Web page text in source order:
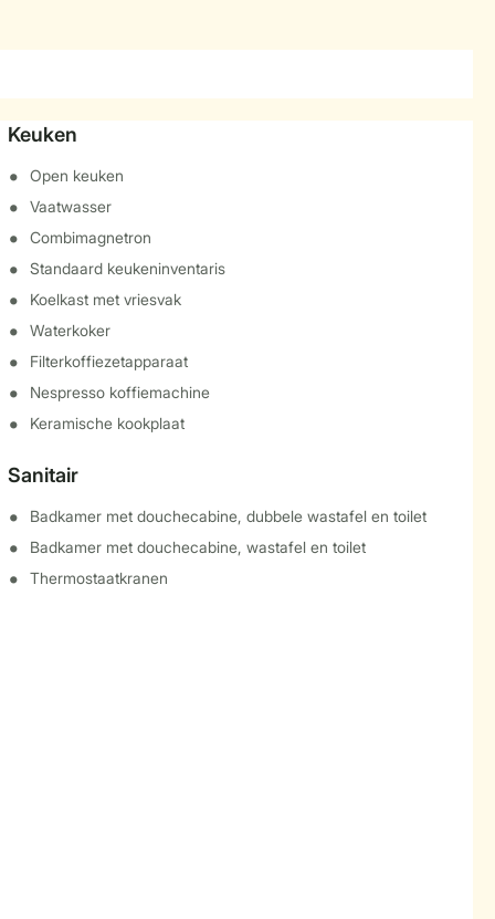
Keuken
Open keuken
Vaatwasser
Combimagnetron
Standaard keukeninventaris
Koelkast met vriesvak
Waterkoker
Filterkoffiezetapparaat
Nespresso koffiemachine
Keramische kookplaat
Sanitair
Badkamer met douchecabine, dubbele wastafel en toilet
Badkamer met douchecabine, wastafel en toilet
Thermostaatkranen